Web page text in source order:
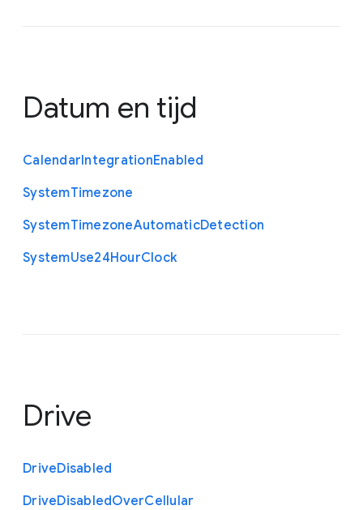
Datum en tijd
CalendarIntegrationEnabled
SystemTimezone
SystemTimezoneAutomaticDetection
SystemUse24HourClock
Drive
DriveDisabled
DriveDisabledOverCellular